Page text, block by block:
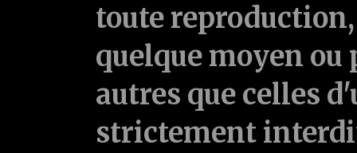
toute
quelque moyen ou
autres que celles
strictement